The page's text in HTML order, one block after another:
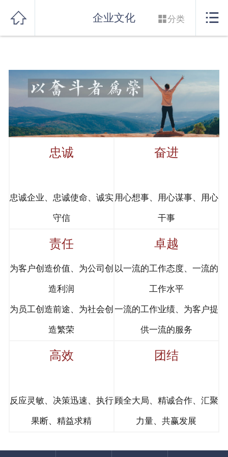
实力良盛
行业解决方案
服务支持
 企业文化 分类 
忠诚
忠诚企业、忠诚使命、诚实
守信
奋进
用心想事、用心谋事、用心
干事
责任
为客户创造价值、为公司创
造利润
为员工创造前途、为社会创
造繁荣
卓越
以一流的工作态度、一流的
工作水平
一流的工作业绩、为客户提
供一流的服务
高效
反应灵敏、决策迅速、执行
果断、精益求精
团结
顾全大局、精诚合作、汇聚
力量、共赢发展